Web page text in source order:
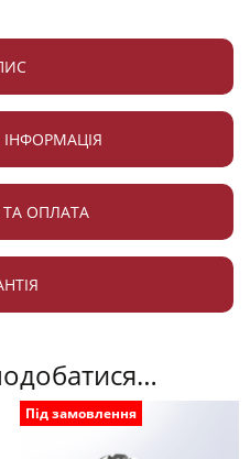
ОПЛАТА
Під замовлення